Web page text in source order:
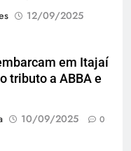
12/09/2025
em Itajaí
tributo a ABBA e
10/09/2025 0